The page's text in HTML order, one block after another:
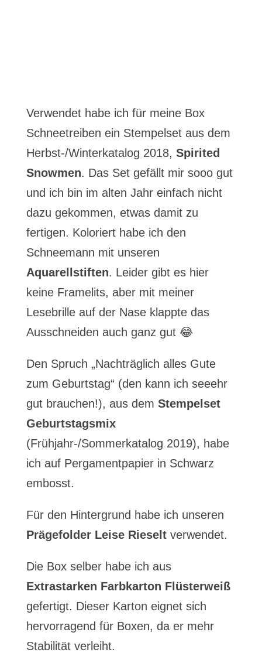
Verwendet habe ich für meine Box
Schneetreiben ein Stempelset aus dem
Herbst-/Winterkatalog 2018, Spirited
Snowmen. Das Set gefällt mir sooo gut
und ich bin im alten Jahr einfach nicht
dazu gekommen, etwas damit zu
fertigen. Koloriert habe ich den
Schneemann mit unseren
Aquarellstiften. Leider gibt es hier
keine Framelits, aber mit meiner
Lesebrille auf der Nase klappte das
Ausschneiden auch ganz gut 😂
Den Spruch „Nachträglich alles Gute
zum Geburtstag“ (den kann ich seeehr
gut brauchen!), aus dem Stempelset
Geburtstagsmix
(Frühjahr-/Sommerkatalog 2019), habe
ich auf Pergamentpapier in Schwarz
embosst.
Für den Hintergrund habe ich unseren
Prägefolder Leise Rieseltverwendet.
Die Box selber habe ich aus
Extrastarken Farbkarton Flüsterweiß
gefertigt. Dieser Karton eignet sich
hervorragend für Boxen, da er mehr
Stabilität verleiht.